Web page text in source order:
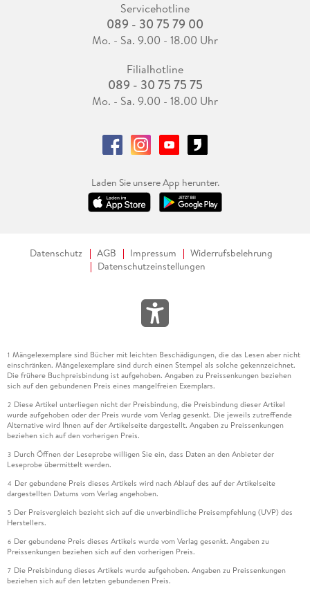
Servicehotline
089 - 30 75 79 00
Mo. - Sa. 9.00 - 18.00 Uhr
Filialhotline
089 - 30 75 75 75
Mo. - Sa. 9.00 - 18.00 Uhr
Laden Sie unsere App herunter.
Datenschutz AGB Impressum
Widerrufsbelehrung
Datenschutzeinstellungen
1 Mängelexemplare sind Bücher mit leichten Beschädigungen, die das Lesen aber nicht
einschränken. Mängelexemplare sind durch einen Stempel als solche gekennzeichnet.
Die frühere Buchpreisbindung ist aufgehoben. Angaben zu Preissenkungen beziehen
sich auf den gebundenen Preis eines mangelfreien Exemplars.
2 Diese Artikel unterliegen nicht der Preisbindung, die Preisbindung dieser Artikel
wurde aufgehoben oder der Preis wurde vom Verlag gesenkt. Die jeweils zutreffende
Alternative wird Ihnen auf der Artikelseite dargestellt. Angaben zu Preissenkungen
beziehen sich auf den vorherigen Preis.
3 Durch Öffnen der Leseprobe willigen Sie ein, dass Daten an den Anbieter der
Leseprobe übermittelt werden.
4 Der gebundene Preis dieses Artikels wird nach Ablauf des auf der Artikelseite
dargestellten Datums vom Verlag angehoben.
5 Der Preisvergleich bezieht sich auf die unverbindliche Preisempfehlung (UVP) des
Herstellers.
6 Der gebundene Preis dieses Artikels wurde vom Verlag gesenkt. Angaben zu
Preissenkungen beziehen sich auf den vorherigen Preis.
7 Die Preisbindung dieses Artikels wurde aufgehoben. Angaben zu Preissenkungen
beziehen sich auf den letzten gebundenen Preis.